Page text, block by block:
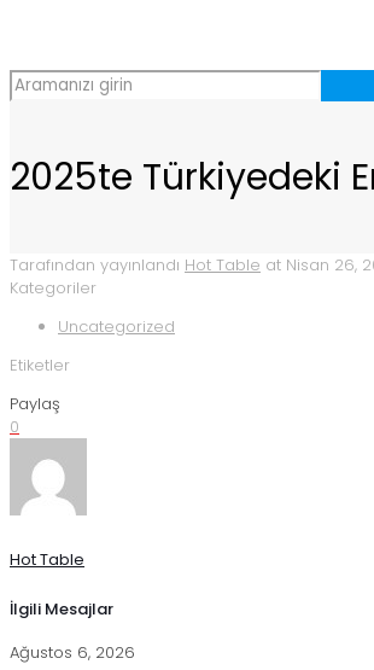
2025te Türkiyedeki
Tarafından yayınlandı Hot Table at Nisan 26,
Kategoriler
Uncategorized
Etiketler
Paylaş
0
Hot Table
İlgili Mesajlar
Ağustos 6, 2026